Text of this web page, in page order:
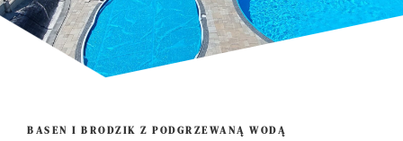
BASEN I BRODZIK Z PODGRZEWANĄ WODĄ